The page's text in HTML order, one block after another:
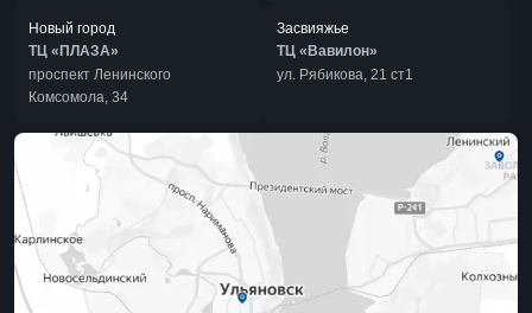
Новый город
ТЦ «ПЛАЗА»
проспект Ленинского
Комсомола, 34
Засвияжье
ТЦ «Вавилон»
ул. Рябикова, 21 ст1